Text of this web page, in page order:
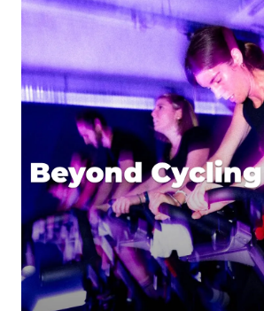
Alice au pays des Merveilles et
trouvé le lieu très prometteur
Répondre
Ah c’est marrant, j’avais vu le
scène et le décor Alice, un
Le Piaf Fou
29 octobre 2010 à 17 h 21 min
Répondre
[…] des zombies toute la semaine,
mérité de vous défouler.
Toï Toï Zinc (dont Le Piaf Fou a
Hallowen à Lyon, 30 et 31 octobre 2010 |
29 octobre 2010 à 17 h 09 min